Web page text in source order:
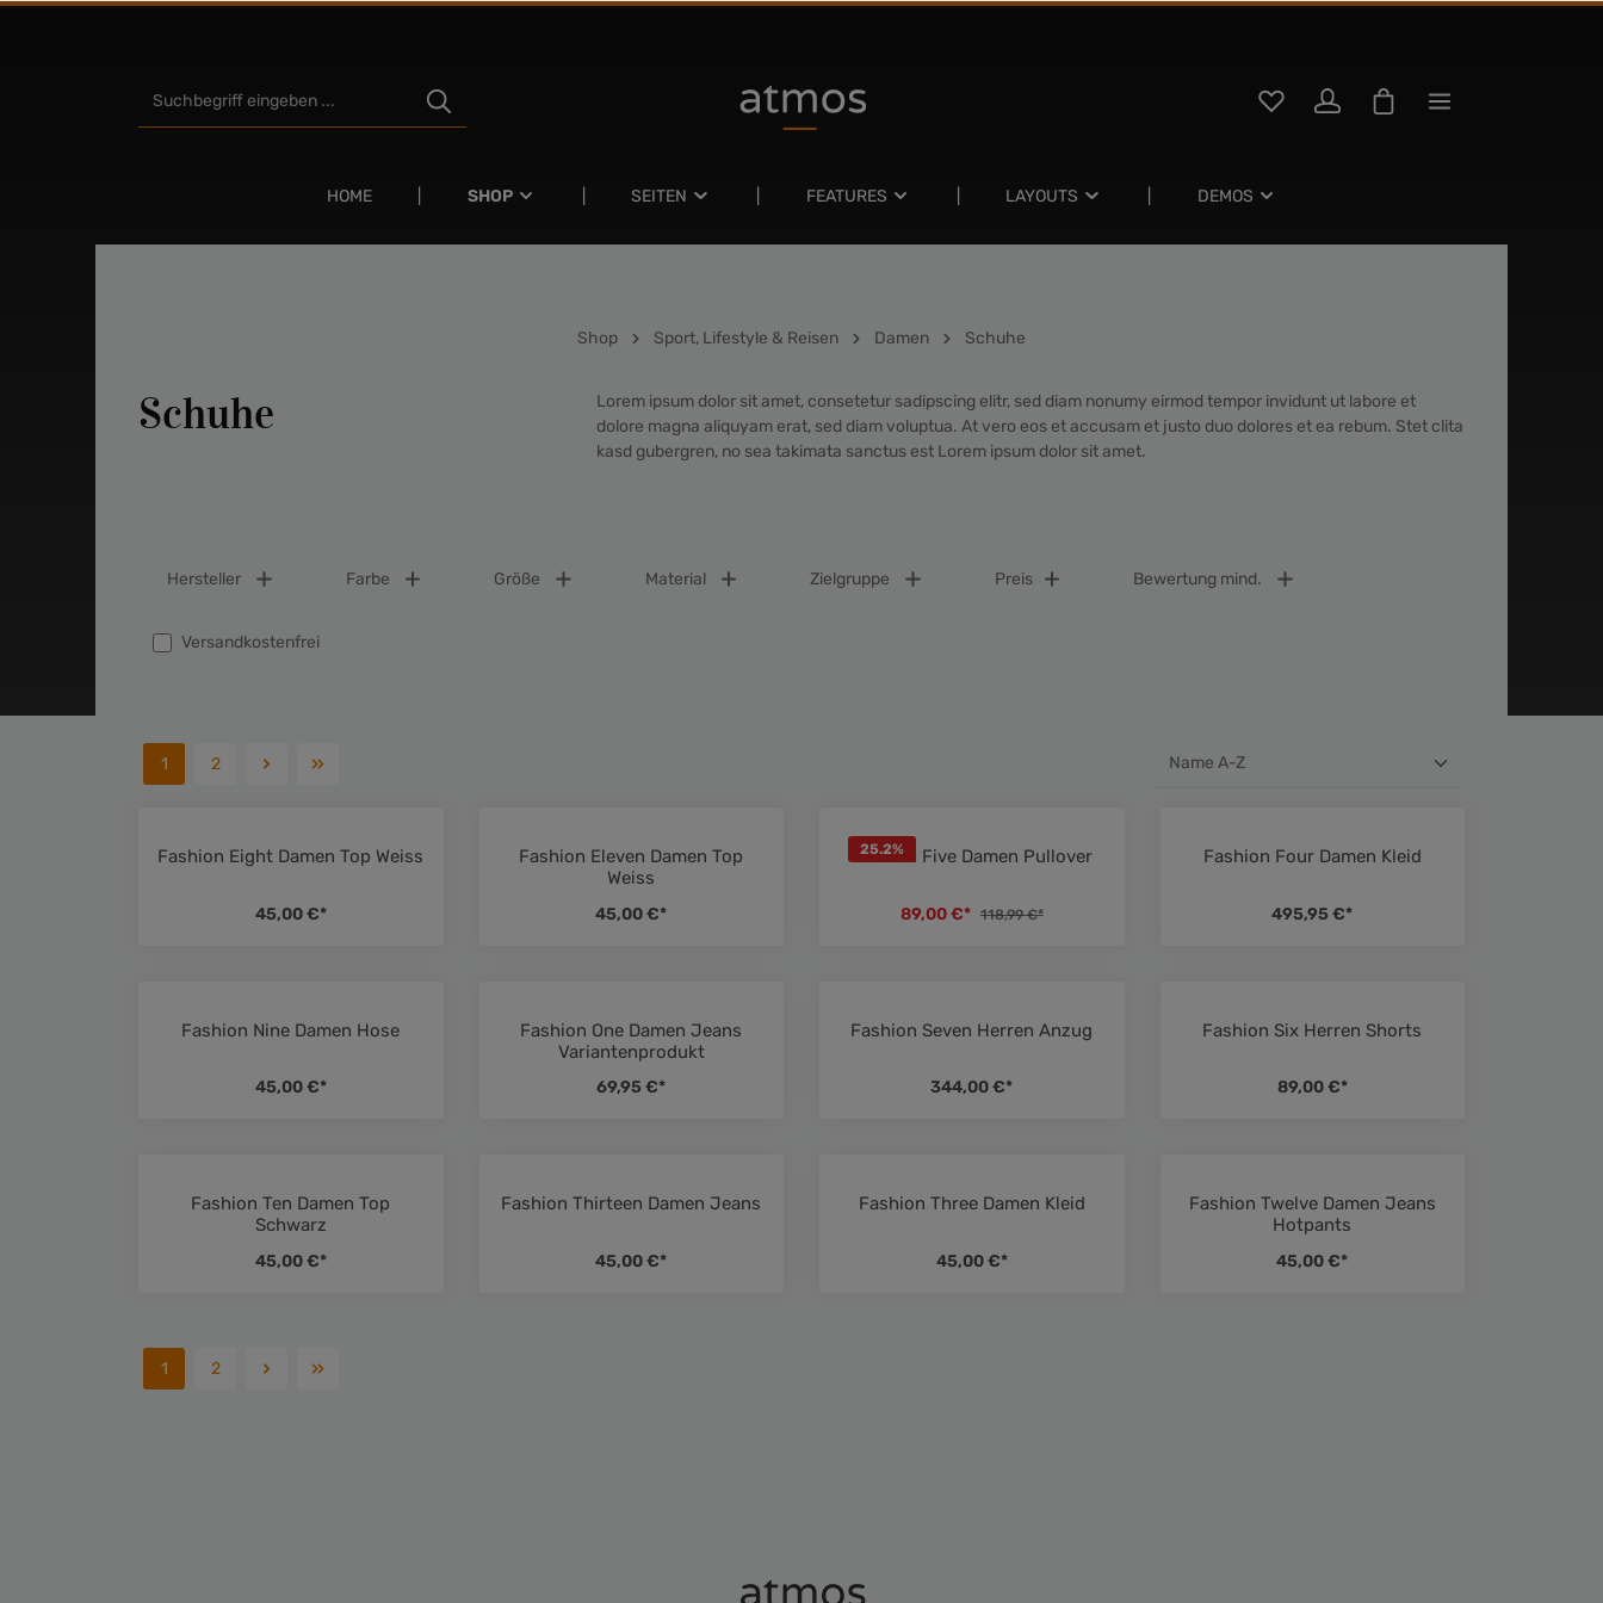
HOME SHOP SEITEN FEATURES LAYOUTS DEMOS
Shop Sport, Lifestyle & Reisen Damen Schuhe
Schuhe
Lorem ipsum dolor sit amet, consetetur sadipscing elitr, sed diam nonumy eirmod tempor invidunt ut labore et
dolore magna aliquyam erat, sed diam voluptua. At vero eos et accusam et justo duo dolores et ea rebum. Stet clita
kasd gubergren, no sea takimata sanctus est Lorem ipsum dolor sit amet.
Hersteller Farbe Größe Material Zielgruppe Preis Bewertung mind.
Filter hinzufügen: Versandkostenfrei
Versandkostenfrei
1 2
Durchschnittliche Bewertung von 4.5 von 5 Sternen
Fashion Eight Damen Top Weiss
45,00 €*
Durchschnittliche Bewertung von 4.5 von 5 Sternen
Fashion Eleven Damen Top
Weiss
45,00 €*
25.2%
Fashion Five Damen Pullover
89,00 €* 118,99 €*
Fashion Four Damen Kleid
495,95 €*
Durchschnittliche Bewertung von 4.5 von 5 Sternen
Fashion Nine Damen Hose
45,00 €*
Durchschnittliche Bewertung von 5 von 5 Sternen
Fashion One Damen Jeans
Variantenprodukt
69,95 €*
Durchschnittliche Bewertung von 5 von 5 Sternen
Fashion Seven Herren Anzug
344,00 €*
Fashion Six Herren Shorts
89,00 €*
Durchschnittliche Bewertung von 5 von 5 Sternen
Fashion Ten Damen Top
Schwarz
45,00 €*
Fashion Thirteen Damen Jeans
45,00 €*
Durchschnittliche Bewertung von 5 von 5 Sternen
Fashion Three Damen Kleid
45,00 €*
Durchschnittliche Bewertung von
Fashion Twelve Damen Jeans
Hotpants
45,00 €*
1 2